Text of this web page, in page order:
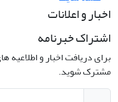
اخبار و اعلانات
اشتراک خبرنامه
برای دریافت اخبار و
مشترک شوید.